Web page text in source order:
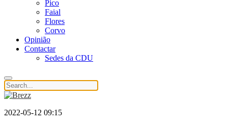
Pico
Faial
Flores
Corvo
Opinião
Contactar
Sedes da CDU
2022-05-12 09:15